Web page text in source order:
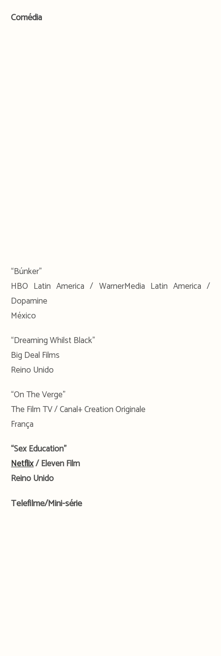
Comédia
“Búnker”
HBO Latin America / WarnerMedia Latin America /
Dopamine
México
“Dreaming Whilst Black”
Big Deal Films
Reino Unido
“On The Verge”
The Film TV / Canal+ Creation Originale
França
“Sex Education”
Netflix/ Eleven Film
Reino Unido
Telefilme/Mini-série